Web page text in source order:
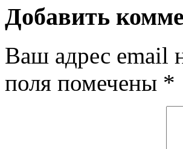
Добавить
Ваш адрес email
поля помечены *